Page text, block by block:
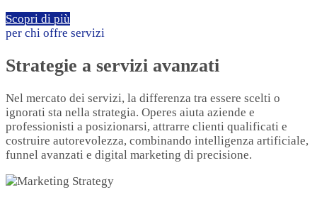
Scopri di più
per chi offre servizi
Strategie a servizi avanzati
Nel mercato dei servizi, la differenza tra essere scelti o
ignorati sta nella strategia. Operes aiuta aziende e
professionisti a posizionarsi, attrarre clienti qualificati e
costruire autorevolezza, combinando intelligenza artificiale,
funnel avanzati e digital marketing di precisione.